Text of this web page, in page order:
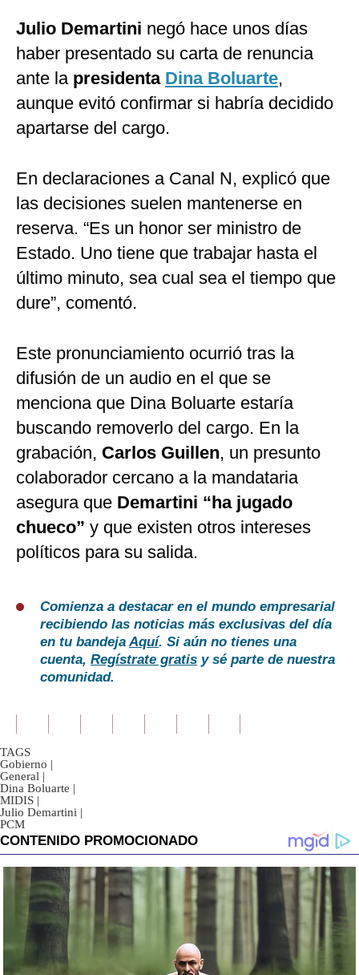
Julio Demartini negó hace unos días
haber presentado su carta de renuncia
ante la presidenta Dina Boluarte,
aunque evitó confirmar si habría decidido
apartarse del cargo.
En declaraciones a Canal N, explicó que
las decisiones suelen mantenerse en
reserva. “Es un honor ser ministro de
Estado. Uno tiene que trabajar hasta el
último minuto, sea cual sea el tiempo que
dure”, comentó.
Este pronunciamiento ocurrió tras la
difusión de un audio en el que se
menciona que Dina Boluarte estaría
buscando removerlo del cargo. En la
grabación, Carlos Guillen, un presunto
colaborador cercano a la mandataria
asegura que Demartini “ha jugado
chueco” y que existen otros intereses
políticos para su salida.
Comienza a destacar en el mundo empresarial
recibiendo las noticias más exclusivas del día
en tu bandejaAquí. Si aún no tienes una
cuenta, Regístrate gratis y sé parte de nuestra
comunidad.
TAGS
Gobierno |
General |
Dina Boluarte |
MIDIS |
Julio Demartini |
PCM